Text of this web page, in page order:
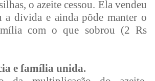
o azeite cessou. Ela vendeu
a dívida e ainda pôde manter o
com o que sobrou (2 Rs
e família unida.